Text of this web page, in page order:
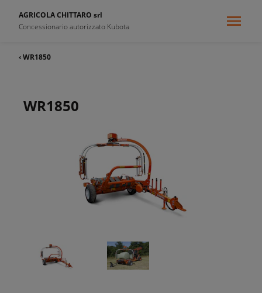
AGRICOLA CHITTARO srl
Concessionario autorizzato Kubota
‹ WR1850
WR1850